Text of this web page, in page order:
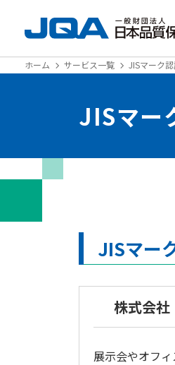
ホーム サービス一覧 JISマーク
JISマー
JISマー
株式会
展示会やオフ